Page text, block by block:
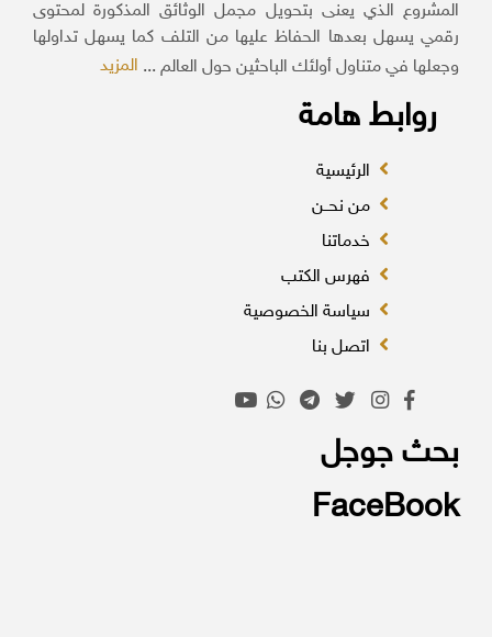
المشروع الذي يعنى بتحويل مجمل الوثائق المذكورة لمحتوى
رقمي يسهل بعدها الحفاظ عليها من التلف كما يسهل تداولها
وجعلها في متناول أولئك الباحثين حول العالم ...المزيد
روابط هامة
الرئيسية
من نحــن
خدماتنا
فهرس الكتب
سياسة الخصوصية
اتصل بنا
بحث جوجل
FaceBook